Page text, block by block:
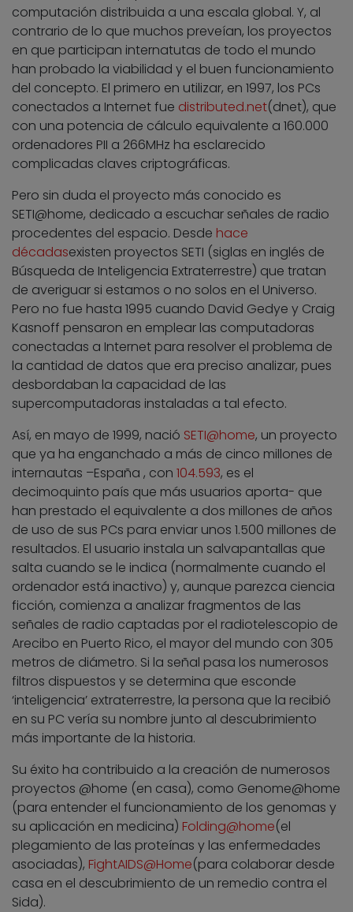
computación distribuida a una escala global. Y, al
contrario de lo que muchos preveían, los proyectos
en que participan internatutas de todo el mundo
han probado la viabilidad y el buen funcionamiento
del concepto. El primero en utilizar, en 1997, los PCs
conectados a Internet fue distributed.net(dnet), que
con una potencia de cálculo equivalente a 160.000
ordenadores PII a 266MHz ha esclarecido
complicadas claves criptográficas.
Pero sin duda el proyecto más conocido es
SETI@home, dedicado a escuchar señales de radio
procedentes del espacio. Desde hace
décadasexisten proyectos SETI (siglas en inglés de
Búsqueda de Inteligencia Extraterrestre) que tratan
de averiguar si estamos o no solos en el Universo.
Pero no fue hasta 1995 cuando David Gedye y Craig
Kasnoff pensaron en emplear las computadoras
conectadas a Internet para resolver el problema de
la cantidad de datos que era preciso analizar, pues
desbordaban la capacidad de las
supercomputadoras instaladas a tal efecto.
Así, en mayo de 1999, nació SETI@home, un proyecto
que ya ha enganchado a más de cinco millones de
internautas –España , con 104.593, es el
decimoquinto país que más usuarios aporta- que
han prestado el equivalente a dos millones de años
de uso de sus PCs para enviar unos 1.500 millones de
resultados. El usuario instala un salvapantallas que
salta cuando se le indica (normalmente cuando el
ordenador está inactivo) y, aunque parezca ciencia
ficción, comienza a analizar fragmentos de las
señales de radio captadas por el radiotelescopio de
Arecibo en Puerto Rico, el mayor del mundo con 305
metros de diámetro. Si la señal pasa los numerosos
filtros dispuestos y se determina que esconde
‘inteligencia’ extraterrestre, la persona que la recibió
en su PC vería su nombre junto al descubrimiento
más importante de la historia.
Su éxito ha contribuido a la creación de numerosos
proyectos @home (en casa), como Genome@home
(para entender el funcionamiento de los genomas y
su aplicación en medicina) Folding@home(el
plegamiento de las proteínas y las enfermedades
asociadas), FightAIDS@Home(para colaborar desde
casa en el descubrimiento de un remedio contra el
Sida).